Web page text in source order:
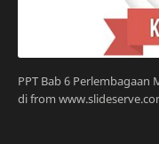
PPT Bab 6
di from